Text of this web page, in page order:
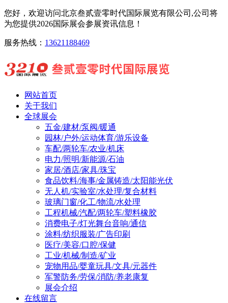
您好，欢迎访问北京叁贰壹零时代国际展览有限公司,公司将
为您提供2026国际展会参展资讯信息！
服务热线： 13621188469
网站首页
关于我们
全球展会
五金/建材/泵阀/暖通
园林/户外/运动体育/游乐设备
车配/两轮车/农业/机床
电力/照明/新能源/石油
家居/酒店/家具/珠宝
食品饮料/海事/金属铸造/太阳能光伏
无人机/实验室/水处理/复合材料
玻璃门窗/化工/物流/水处理
工程机械/汽配/两轮车/塑料橡胶
消费电子/灯光舞台音响/通信
涂料/纺织服装/广告印刷
医疗/美容/口腔/保健
工业/机械/制造/矿业
宠物用品/婴童玩具/文具/元器件
军警防务/劳保/消防/养老康复
展会介绍
在线留言